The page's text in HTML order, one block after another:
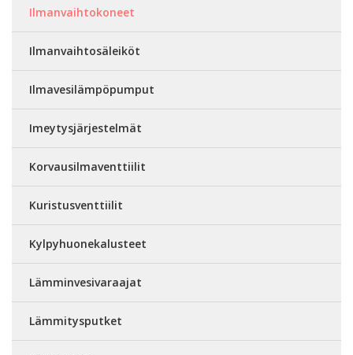
Ilmanvaihtokoneet
Ilmanvaihtosäleiköt
Ilmavesilämpöpumput
Imeytysjärjestelmät
Korvausilmaventtiilit
Kuristusventtiilit
Kylpyhuonekalusteet
Lämminvesivaraajat
Lämmitysputket